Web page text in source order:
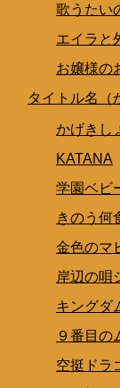
歌うたい
エイラと
お嬢様の
タイトル名（
かげきし
KATANA
学園ベビ
きのう何
金色のマ
岸辺の唄
キングダ
９番目
空挺ドラ